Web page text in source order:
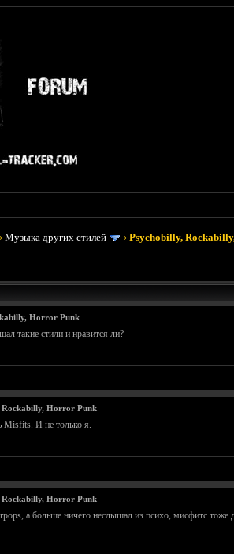
›Музыка других стилей ›Psychobilly,
3
Horror Punk
такие стили и нравится ли?
Rockabilly, Horror Punk
И не только я.
Rockabilly, Horror Punk
а больше ничего неслышал из психо, мисфитс тоже